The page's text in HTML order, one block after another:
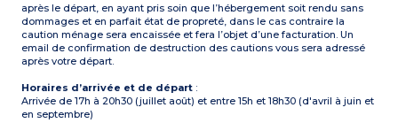
après le départ, en ayant pris soin que l’hébergement soit rendu sans
dommages et en parfait état de propreté, dans le cas contraire la
caution ménage sera encaissée et fera l’objet d’une facturation. Un
email de confirmation de destruction des cautions vous sera adressé
après votre départ.
Horaires d’arrivée et de départ :
Arrivée de 17h à 20h30 (juillet août) et entre 15h et 18h30 (d'avril à juin et
en septembre)